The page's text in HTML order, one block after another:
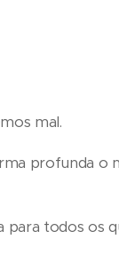
mal.
profunda o
todos os